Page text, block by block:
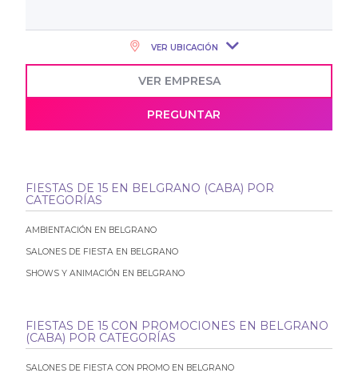
VER UBICACIÓN
VER EMPRESA
PREGUNTAR
FIESTAS DE 15 EN BELGRANO (CABA) POR
CATEGORÍAS
AMBIENTACIÓN EN BELGRANO
SALONES DE FIESTA EN BELGRANO
SHOWS Y ANIMACIÓN EN BELGRANO
FIESTAS DE 15 CON PROMOCIONES EN BELGRANO
(CABA) POR CATEGORÍAS
SALONES DE FIESTA CON PROMO EN BELGRANO